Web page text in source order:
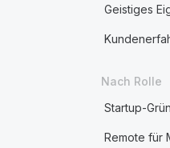
Geistiges
Nach Rolle
Startup-
Remote für